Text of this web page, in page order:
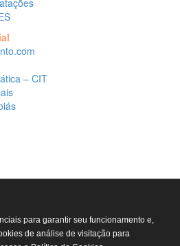
– CIT
para garantir seu funcionamento e,
de análise de visitação para